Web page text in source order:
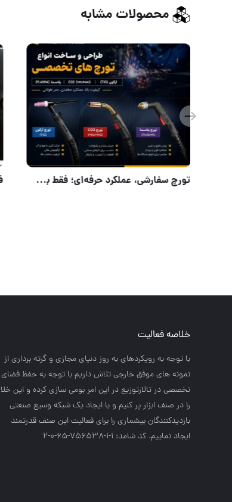
محصولات مشابه
کیفیت جوش از انتخاب سیم جوش شروع می‌شود.
خلاصه فعالیت
با توجه به رويكردهاي به روز دنياي مجازي و گرته برداري از
نمونه هاي موفق خارجي تلاش داريم با توجه به حفظ فضاي
تخصصي در تالارتوزيع در اين امر بومي سازي كرده و اين خلا
را در صنف ابزار پر كنيم و با ايجاد يك شبكه وسيع صنعتي
بازديدكنندگان بيشماري را براي فعاليت اين صنف قدرتمند
ايجاد نماييم. کد شامد: 1-1-756538-65-0-2